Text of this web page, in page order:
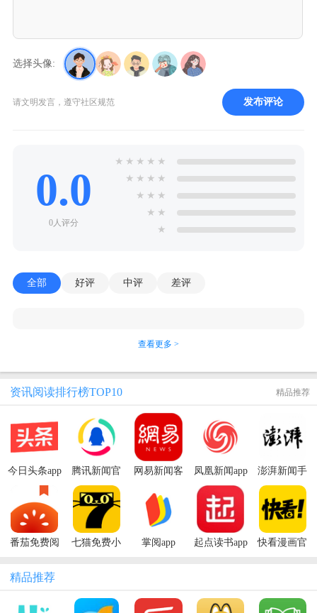
选择头像:
请文明发言，遵守社区规范 发布评论
0.0
0人评分
★ ★ ★ ★ ★
★ ★ ★ ★
★ ★ ★
★ ★
★
全部 好评 中评 差评
查看更多 >
资讯阅读排行榜TOP10 精品推荐
今日头条app
最新版本
腾讯新闻官
方2026最新
版
网易新闻客
凤凰新闻app
官方版
澎湃新闻手
机客户端
番茄免费阅
七猫免费小
掌阅app 起点读书app
快看漫画官
精品推荐